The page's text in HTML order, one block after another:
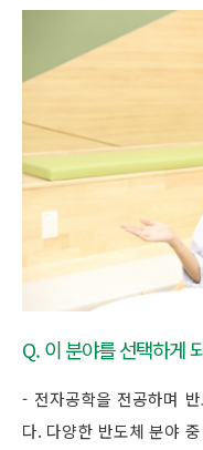
Q. 이 분야를 선택하게
- 전자공학을 전공하며
다. 다양한 반도체 분야